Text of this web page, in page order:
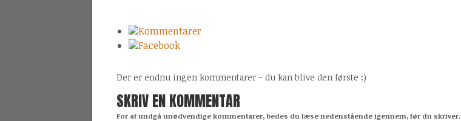
Kommentarer
Facebook
Der er endnu ingen kommentarer - du kan blive den første :)
SKRIV EN KOMMENTAR
For at undgå unødvendige kommentarer, bedes du læse nedenstående igennem, før du skriver.